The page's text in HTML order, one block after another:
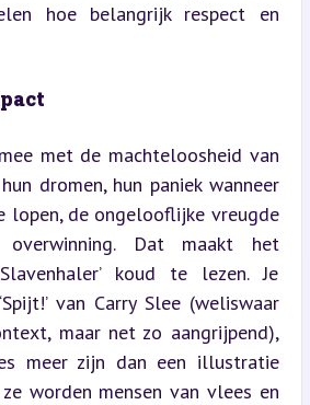
hoe belangrijk respect en
met de machteloosheid van
dromen, hun paniek wanneer
lopen, de ongelooflijke vreugde
Dat maakt het
koud te lezen. Je
van Carry Slee (weliswaar
maar net zo aangrijpend),
meer zijn dan een illustratie
worden mensen van vlees en